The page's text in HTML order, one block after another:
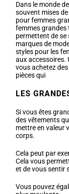
Dans le monde
souvent mises
pour femmes
femmes grandes
permettent de se
marques de
styles pour les
aux accessoires.
vous achetez
pièces qui
LES
Si vous êtes
des vêtements
mettre en valeur
corps.
Cela peut par
Cela vous
et de vous sentir
Vous pouvez